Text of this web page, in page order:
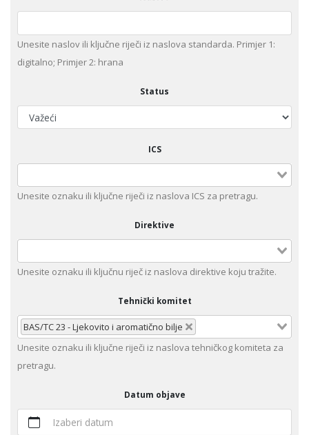
Unesite naslov ili ključne riječi iz naslova standarda. Primjer 1:
digitalno; Primjer 2: hrana
Status
ICS
Unesite оznaku ili ključne riječi iz naslova ICS za pretragu.
Direktive
Unеsitе oznaku ili klјučnu rijеč iz nаslоvа dirеktivе kојu trаžitе.
Tehnički komitet
BAS/TC 23 - Ljekovito i aromatično bilje
Unesite оznaku ili ključne riječi iz naslova tehničkog komiteta za
pretragu.
Datum objave
Izaberi datum